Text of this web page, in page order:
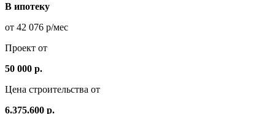
В ипотеку
от 42 076 р/мес
Проект от
50 000 р.
Цена строительства от
6.375.600 р.